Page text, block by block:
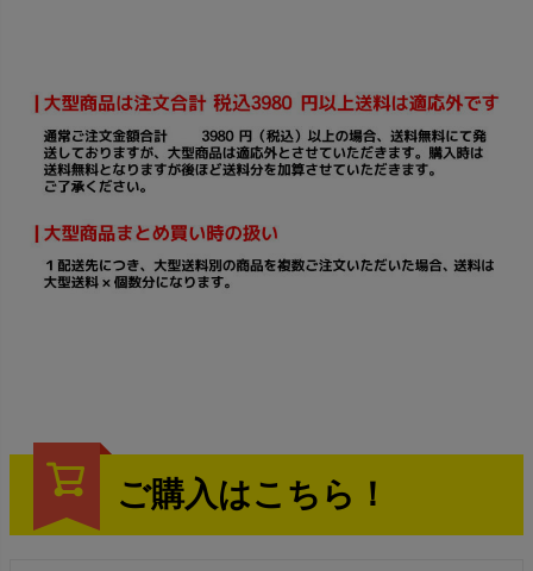
ご購入はこちら！